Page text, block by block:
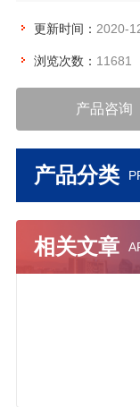
更新时间： 2020-
浏览次数： 11681
产品咨询
产品分类
相关文章